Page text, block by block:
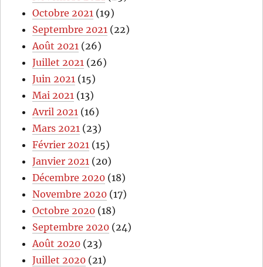
Octobre 2021 (19)
Septembre 2021 (22)
Août 2021 (26)
Juillet 2021 (26)
Juin 2021 (15)
Mai 2021 (13)
Avril 2021 (16)
Mars 2021 (23)
Février 2021 (15)
Janvier 2021 (20)
Décembre 2020 (18)
Novembre 2020 (17)
Octobre 2020 (18)
Septembre 2020 (24)
Août 2020 (23)
Juillet 2020 (21)